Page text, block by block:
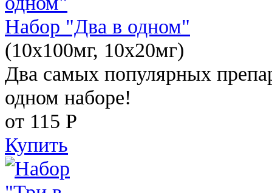
Набор "Два в одном"
(10x100мг, 10x20мг)
Два самых популярных
одном наборе!
от 115 Р
Купить